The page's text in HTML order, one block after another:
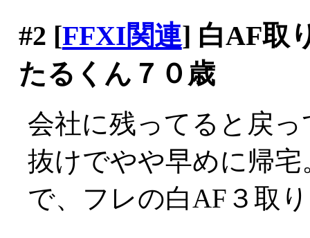
#2 [FFXI関連] 白AF取
たるくん７０歳
会社に残ってると戻
抜けでやや早めに帰宅
で、フレの白AF３取